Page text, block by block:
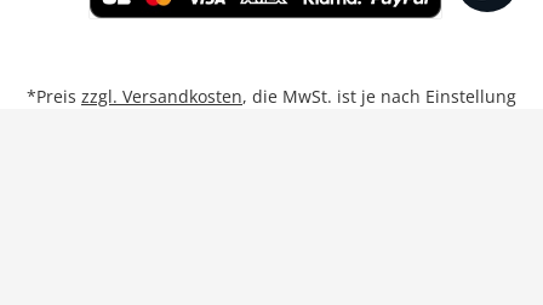
*Preis zzgl. Versandkosten, die MwSt. ist je nach Einstellung